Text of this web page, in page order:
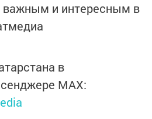
и интересным в
в
MАХ: